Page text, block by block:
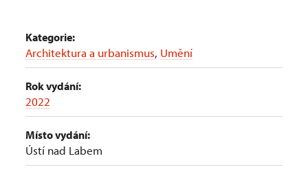
Kategorie:
Architektura a urbanismus, Umění
Rok vydání:
2022
Místo vydání:
Ústí nad Labem